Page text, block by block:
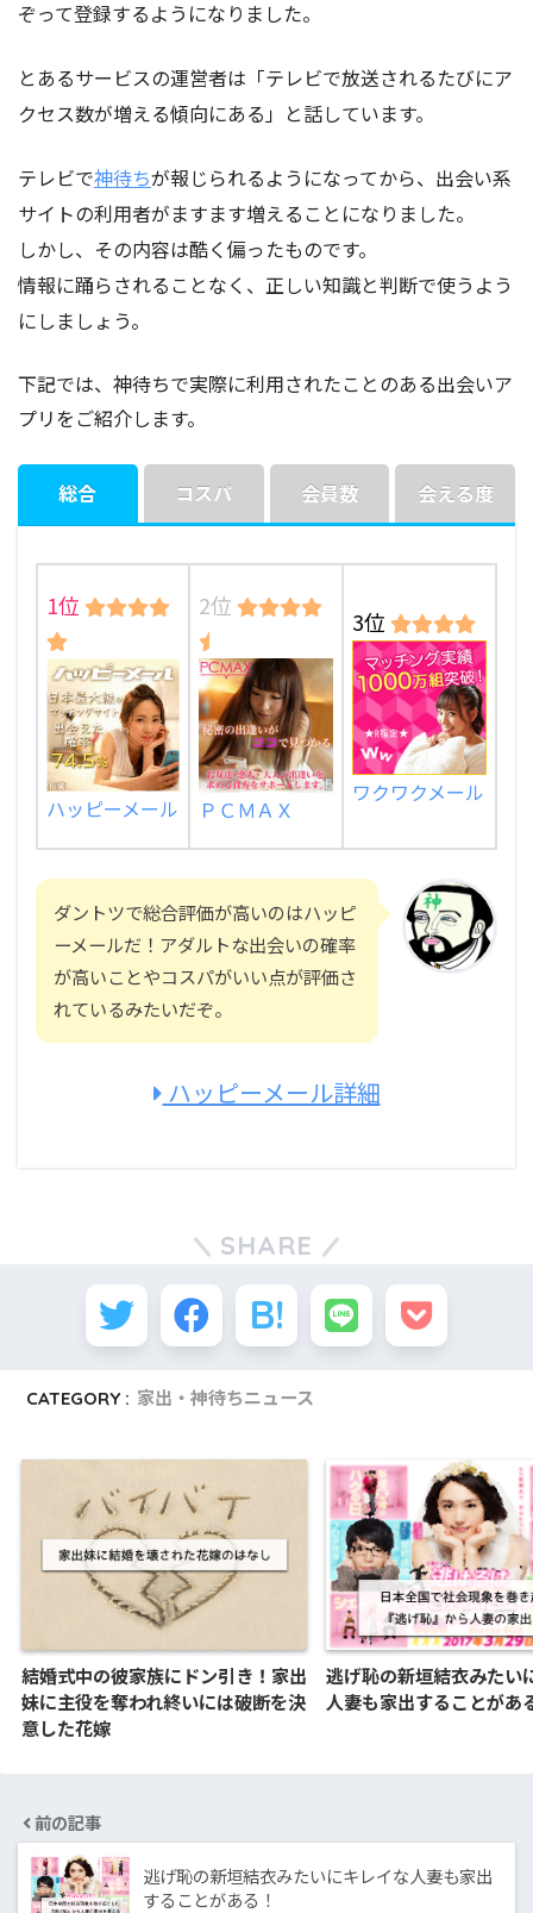
ぞって登録するようになりました。
とあるサービスの運営者は「テレビで放送されるたびにア
クセス数が増える傾向にある」と話しています。
テレビで神待ちが報じられるようになってから、出会い系
サイトの利用者がますます増えることになりました。
しかし、その内容は酷く偏ったものです。
情報に踊らされることなく、正しい知識と判断で使うよう
にしましょう。
下記では、神待ちで実際に利用されたことのある出会いア
プリをご紹介します。
総合
1位
ハッピーメール
2位
ＰＣＭＡＸ
3位
ワクワクメール
ダントツで総合評価が高いのはハッピ
ーメールだ！アダルトな出会いの確率
が高いことやコスパがいい点が評価さ
れているみたいだぞ。
ハッピーメール詳細
コスパ
の閲覧なども定額で使えるからコスパ抜
会員数
だ！ワクワクメールは少なく見えるがマッ
会える度
が高くて人気なのだ。Ｊメールやワクワク
SHARE
CATEGORY : 家出・神待ちニュース
結婚式中の彼家族にドン引き！家出
妹に主役を奪われ終いには破断を決
意した花嫁
逃げ恥の新垣結衣みたい
人妻も家出することがあ
前の記事
逃げ恥の新垣結衣みたいにキレイな人妻も家出
することがある！